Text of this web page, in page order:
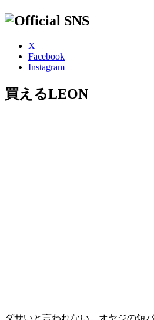
X
Facebook
Instagram
買えるLEON
ダサいと言われない、オヤジの短